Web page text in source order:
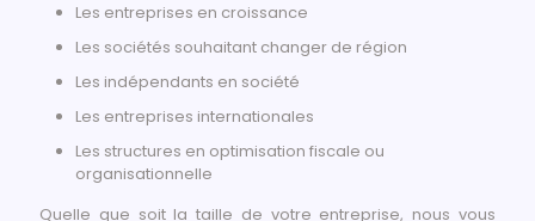
Les entreprises en croissance
Les sociétés souhaitant changer de région
Les indépendants en société
Les entreprises internationales
Les structures en optimisation fiscale ou
organisationnelle
Quelle que soit la taille de votre entreprise, nous vous